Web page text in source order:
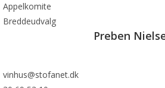
Appelkomite
Breddeudvalg
Preben
vinhus@stofanet.dk